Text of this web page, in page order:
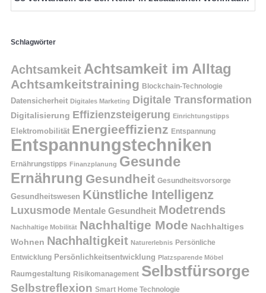
Schlagwörter
Achtsamkeit Achtsamkeit im Alltag
Achtsamkeitstraining Blockchain-Technologie
Datensicherheit Digitales Marketing Digitale Transformation
Digitalisierung Effizienzsteigerung Einrichtungstipps
Elektromobilität Energieeffizienz Entspannung
Entspannungstechniken
Ernährungstipps Finanzplanung Gesunde
Ernährung Gesundheit Gesundheitsvorsorge
Gesundheitswesen Künstliche Intelligenz
Luxusmode Mentale Gesundheit Modetrends
Nachhaltige Mobilität Nachhaltige Mode Nachhaltiges
Wohnen Nachhaltigkeit Naturerlebnis Persönliche
Entwicklung Persönlichkeitsentwicklung Platzsparende Möbel
Raumgestaltung Risikomanagement Selbstfürsorge
Selbstreflexion Smart Home Technologie